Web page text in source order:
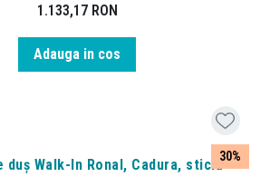
1.133,17 RON
Adauga in cos
30%
duș Walk-In Ronal, Cadura, sticlă